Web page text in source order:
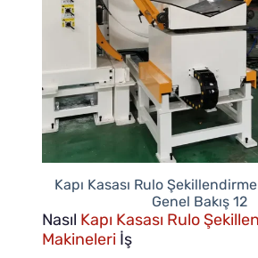
Kapı Kasası Rulo
Genel Bakış 12
Nasıl Kapı Kasası Rulo
Makineleri İş